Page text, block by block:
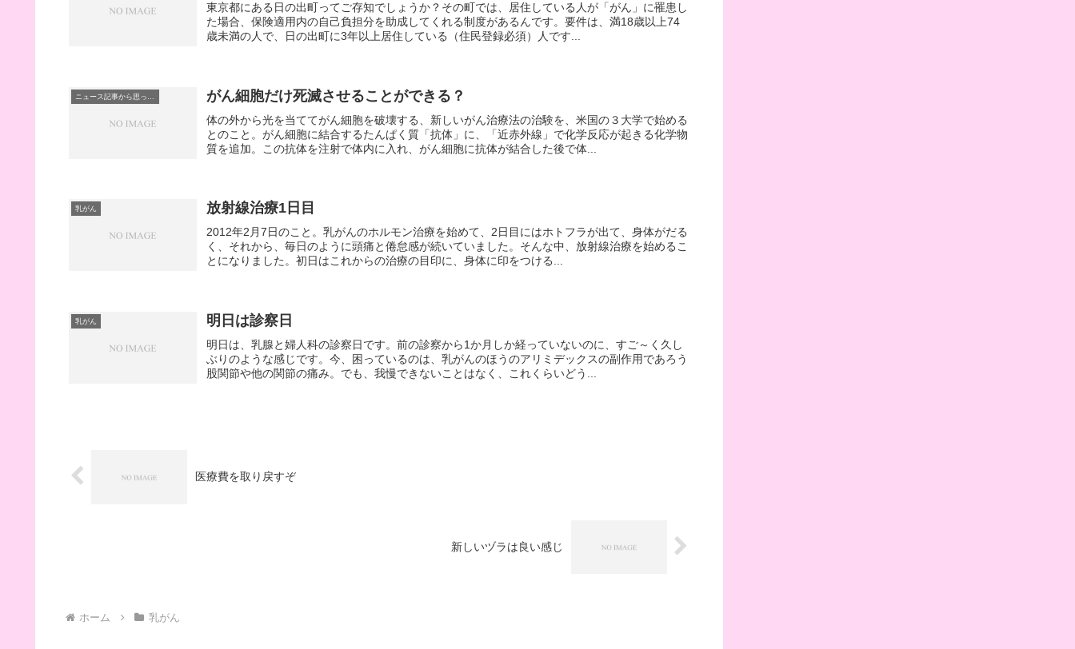
東京都にある日の出町ってご存知でしょうか？その町では、居住している人が「がん」に罹患し
た場合、保険適用内の自己負担分を助成してくれる制度があるんです。要件は、満18歳以上74
歳未満の人で、日の出町に3年以上居住している（住民登録必須）人です...
がん細胞だけ死滅させることができる？
体の外から光を当ててがん細胞を破壊する、新しいがん治療法の治験を、米国の３大学で始める
とのこと。がん細胞に結合するたんぱく質「抗体」に、「近赤外線」で化学反応が起きる化学物
質を追加。この抗体を注射で体内に入れ、がん細胞に抗体が結合した後で体...
乳がん 放射線治療1日目
2012年2月7日のこと。乳がんのホルモン治療を始めて、2日目にはホトフラが出て、身体がだる
く、それから、毎日のように頭痛と倦怠感が続いていました。そんな中、放射線治療を始めるこ
とになりました。初日はこれからの治療の目印に、身体に印をつける...
乳がん 明日は診察日
明日は、乳腺と婦人科の診察日です。前の診察から1か月しか経っていないのに、すご～く久し
ぶりのような感じです。今、困っているのは、乳がんのほうのアリミデックスの副作用であろう
股関節や他の関節の痛み。でも、我慢できないことはなく、これくらいどう...
医療費を取り戻すぞ
新しいヅラは良い感じ
ホーム 乳がん